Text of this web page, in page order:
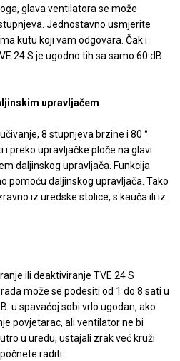
glava ventilatora se može
Jednostavno usmjerite
kutu koji vam odgovara. Čak i
24 S je ugodno tih sa samo 60 dB
upravljačem
8 stupnjeva brzine i 80 °
preko upravljačke ploče na glavi
daljinskog upravljača. Funkcija
pomoću daljinskog upravljača. Tako
iz uredske stolice, s kauča ili iz
ili deaktiviranje TVE 24 S
može se podesiti od 1 do 8 sati u
u spavaćoj sobi vrlo ugodan, ako
povjetarac, ali ventilator ne bi
u uredu, ustajali zrak već kruži
raditi.